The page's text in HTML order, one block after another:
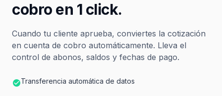
cobro en 1 click.
Cuando tu cliente aprueba, conviertes la cotización
en cuenta de cobro automáticamente. Lleva el
control de abonos, saldos y fechas de pago.
Transferencia automática de datos